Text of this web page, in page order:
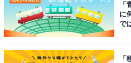
に
で